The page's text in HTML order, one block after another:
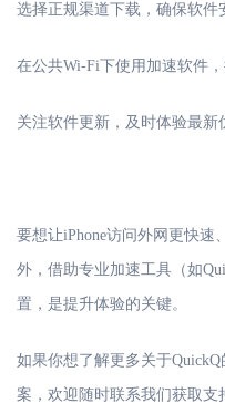
选择正规渠道下载，确保软件
在公共Wi-Fi下使用加速软件
关注软件更新，及时体验最新
要想让iPhone访问外网更快速
外，借助专业加速工具（如
置，是提升体验的关键。
如果你想了解更多关于
案，欢迎随时联系我们获取支